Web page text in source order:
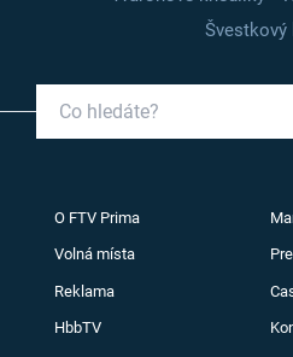
Švestkový
O FTV Prima
Volná místa
Reklama
HbbTV